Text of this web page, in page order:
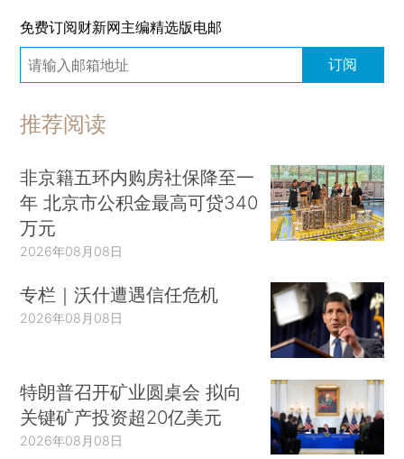
免费订阅财新网主编精选版电邮
订阅
推荐阅读
非京籍五环内购房社保降至一
年 北京市公积金最高可贷340
万元
2026年08月08日
专栏｜沃什遭遇信任危机
2026年08月08日
特朗普召开矿业圆桌会 拟向
关键矿产投资超20亿美元
2026年08月08日